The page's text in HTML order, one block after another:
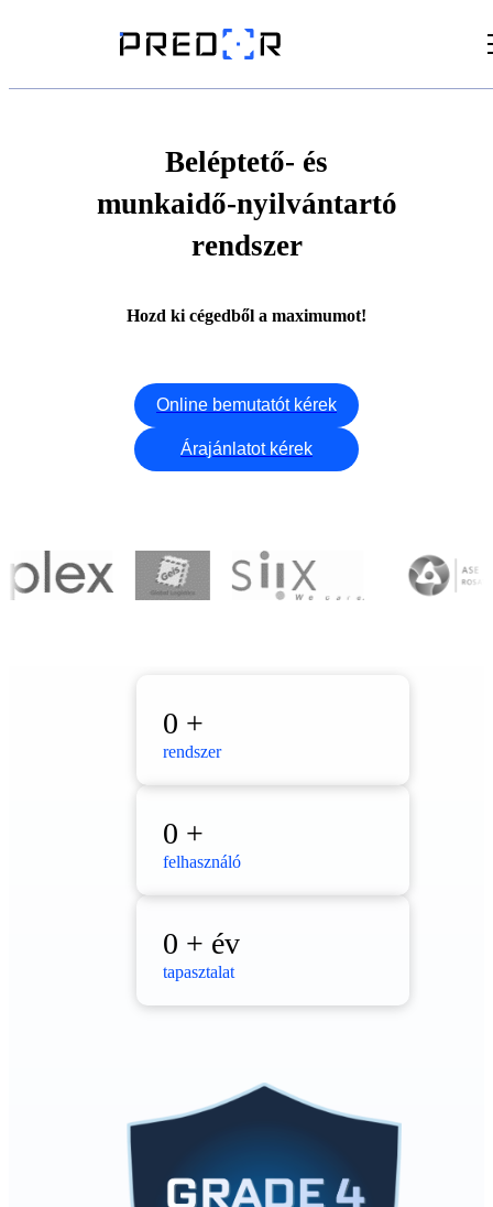
Videók
Dokumentumtár
Beléptető- és
munkaidő-nyilvántartó
rendszer
Hozd ki cégedből a maximumot!
Online bemutatót kérek
Árajánlatot kérek
0 +
rendszer
0 +
felhasználó
0 + év
tapasztalat